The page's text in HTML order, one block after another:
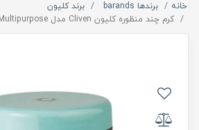
خانه برندها barands
برند کلیون
کرم چند منظوره کلیون Cliven مدل Multipurpose حجم 300 میل | اصل